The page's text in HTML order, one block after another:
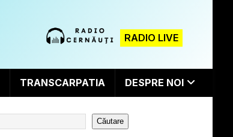
RADIO LIVE
TRANSCARPATIA DESPRE NOI
Căutare